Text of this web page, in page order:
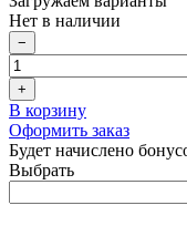
Нет в наличии
−
+
В корзину
Оформить заказ
Будет начислено
Выбрать